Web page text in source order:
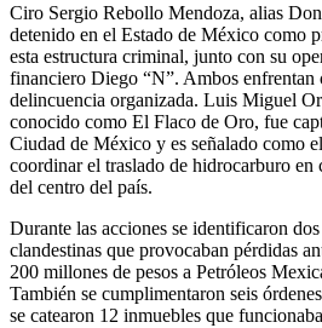
Ciro Sergio Rebollo Mendoza, alias
detenido en el Estado de México como
esta estructura criminal, junto con su
financiero Diego “N”. Ambos enfrentan
delincuencia organizada. Luis Miguel
conocido como El Flaco de Oro, fue
Ciudad de México y es señalado como
coordinar el traslado de hidrocarburo en
del centro del país.
Durante las acciones se identificaron
clandestinas que provocaban pérdidas
200 millones de pesos a Petróleos
También se cumplimentaron seis
se catearon 12 inmuebles que